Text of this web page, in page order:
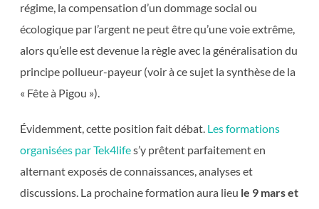
régime, la compensation d’un dommage social ou
écologique par l’argent ne peut être qu’une voie extrême,
alors qu’elle est devenue la règle avec la généralisation du
principe pollueur-payeur (voir à ce sujet la synthèse de la
« Fête à Pigou »).
Évidemment, cette position fait débat. Les formations
organisées par Tek4lifes’y prêtent parfaitement en
alternant exposés de connaissances, analyses et
discussions. La prochaine formation aura lieu le 9 mars et